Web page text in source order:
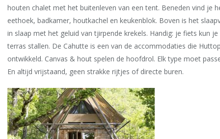
houten chalet met het buitenleven van een tent. Beneden vind je
eethoek, badkamer, houtkachel en keukenblok. Boven is het
in slaap met het geluid van tjirpende krekels. Handig: je fiets kun
terras stallen. De Cahutte is een van de accommodaties die
ontwikkeld. Canvas & hout spelen de hoofdrol. Elk type moet
En altijd vrijstaand, geen strakke rijtjes of directe buren.